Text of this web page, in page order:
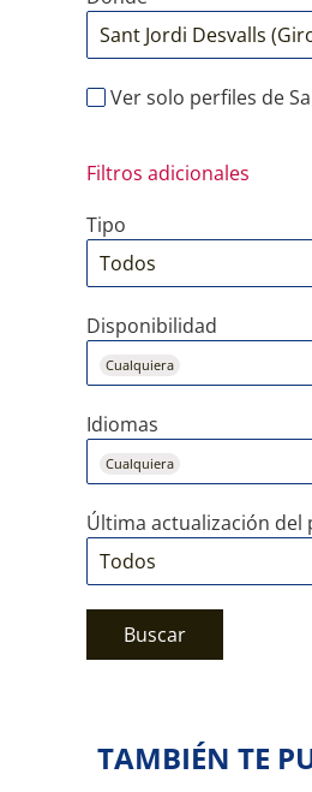
Ver solo perfiles de
Filtros adicionales
Tipo
Disponibilidad
Cualquiera
Idiomas
Cualquiera
Última actualización del
Buscar
TAMBIÉN TE